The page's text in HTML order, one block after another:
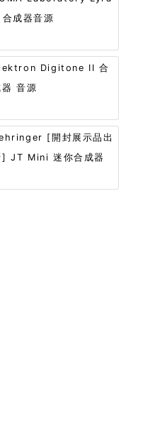
成器音源
Digitone II 合
器 音源
[開封展示品出
] JT Mini 迷你合成器